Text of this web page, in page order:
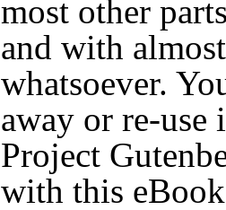
most other
and with
whatsoever.
away or re-use
Project
with this